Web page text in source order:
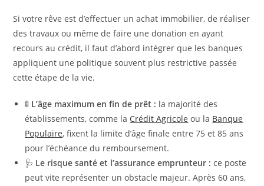
Si votre rêve est d’effectuer un achat immobilier, de réaliser
des travaux ou même de faire une donation en ayant
recours au crédit, il faut d’abord intégrer que les banques
appliquent une politique souvent plus restrictive passée
cette étape de la vie.
🚦 L’âge maximum en fin de prêt : la majorité des
établissements, comme la Crédit Agricole ou la Banque
Populaire, fixent la limite d’âge finale entre 75 et 85 ans
pour l’échéance du remboursement.
🩺 Le risque santé et l’assurance emprunteur : ce poste
peut vite représenter un obstacle majeur. Après 60 ans,